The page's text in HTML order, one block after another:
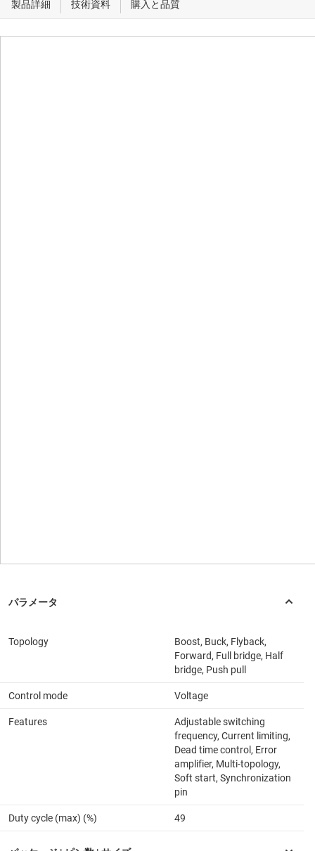
Topology
Boost, Buck, Flyback,
Forward, Full bridge, Half
bridge, Push pull
Control mode Voltage
Features
Adjustable switching
frequency, Current limiting,
Dead time control, Error
amplifier, Multi-topology,
Soft start, Synchronization
pin
Duty cycle (max) (%) 49